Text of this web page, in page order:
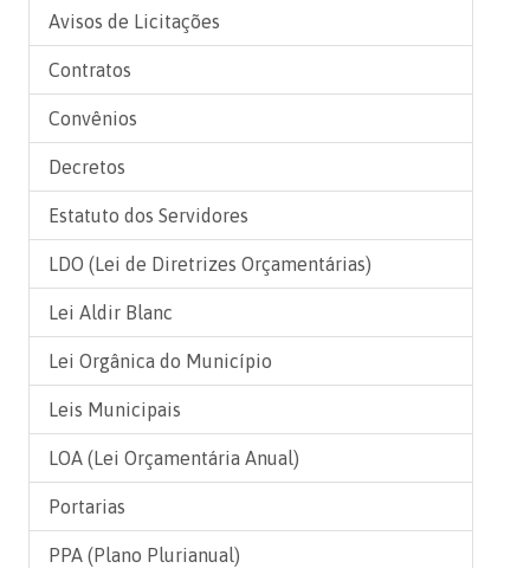
Avisos de Licitações
Contratos
Convênios
Decretos
Estatuto dos Servidores
LDO (Lei de Diretrizes Orçamentárias)
Lei Aldir Blanc
Lei Orgânica do Município
Leis Municipais
LOA (Lei Orçamentária Anual)
Portarias
PPA (Plano Plurianual)